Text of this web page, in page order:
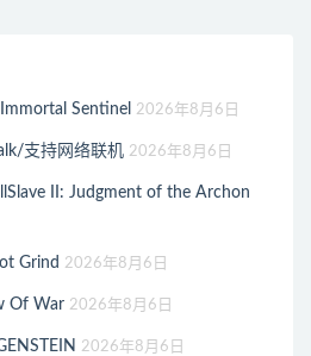
Sentinel 2026年8月6日
支持网络联机 2026年8月6日
II: Judgment of the Archon
Grind 2026年8月6日
Of War 2026年8月6日
2026年8月6日